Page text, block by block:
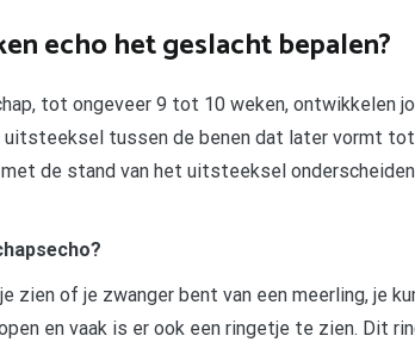
echo het geslacht bepalen?
tot ongeveer 9 tot 10 weken, ontwikkelen
uitsteeksel tussen de benen dat later vormt
de stand van het uitsteeksel
zien of je zwanger bent van een meerling, je
en vaak is er ook een ringetje te zien. Dit